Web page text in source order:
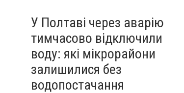
У Полтаві через аварію
тимчасово відключили
воду: які мікрорайони
залишилися без
водопостачання